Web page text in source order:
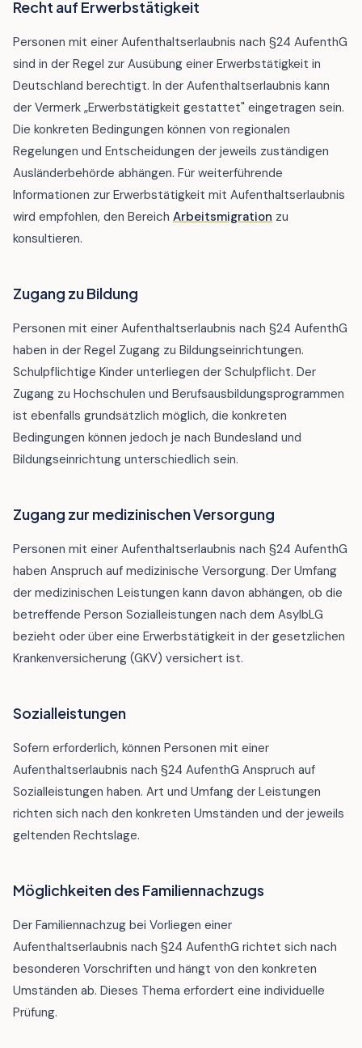
Recht auf Erwerbstätigkeit
Personen mit einer Aufenthaltserlaubnis nach §24 AufenthG
sind in der Regel zur Ausübung einer Erwerbstätigkeit in
Deutschland berechtigt. In der Aufenthaltserlaubnis kann
der Vermerk „Erwerbstätigkeit gestattet" eingetragen sein.
Die konkreten Bedingungen können von regionalen
Regelungen und Entscheidungen der jeweils zuständigen
Ausländerbehörde abhängen. Für weiterführende
Informationen zur Erwerbstätigkeit mit Aufenthaltserlaubnis
wird empfohlen, den Bereich Arbeitsmigration zu
konsultieren.
Zugang zu Bildung
Personen mit einer Aufenthaltserlaubnis nach §24 AufenthG
haben in der Regel Zugang zu Bildungseinrichtungen.
Schulpflichtige Kinder unterliegen der Schulpflicht. Der
Zugang zu Hochschulen und Berufsausbildungsprogrammen
ist ebenfalls grundsätzlich möglich, die konkreten
Bedingungen können jedoch je nach Bundesland und
Bildungseinrichtung unterschiedlich sein.
Zugang zur medizinischen Versorgung
Personen mit einer Aufenthaltserlaubnis nach §24 AufenthG
haben Anspruch auf medizinische Versorgung. Der Umfang
der medizinischen Leistungen kann davon abhängen, ob die
betreffende Person Sozialleistungen nach dem AsylbLG
bezieht oder über eine Erwerbstätigkeit in der gesetzlichen
Krankenversicherung (GKV) versichert ist.
Sozialleistungen
Sofern erforderlich, können Personen mit einer
Aufenthaltserlaubnis nach §24 AufenthG Anspruch auf
Sozialleistungen haben. Art und Umfang der Leistungen
richten sich nach den konkreten Umständen und der jeweils
geltenden Rechtslage.
Möglichkeiten des Familiennachzugs
Der Familiennachzug bei Vorliegen einer
Aufenthaltserlaubnis nach §24 AufenthG richtet sich nach
besonderen Vorschriften und hängt von den konkreten
Umständen ab. Dieses Thema erfordert eine individuelle
Prüfung.